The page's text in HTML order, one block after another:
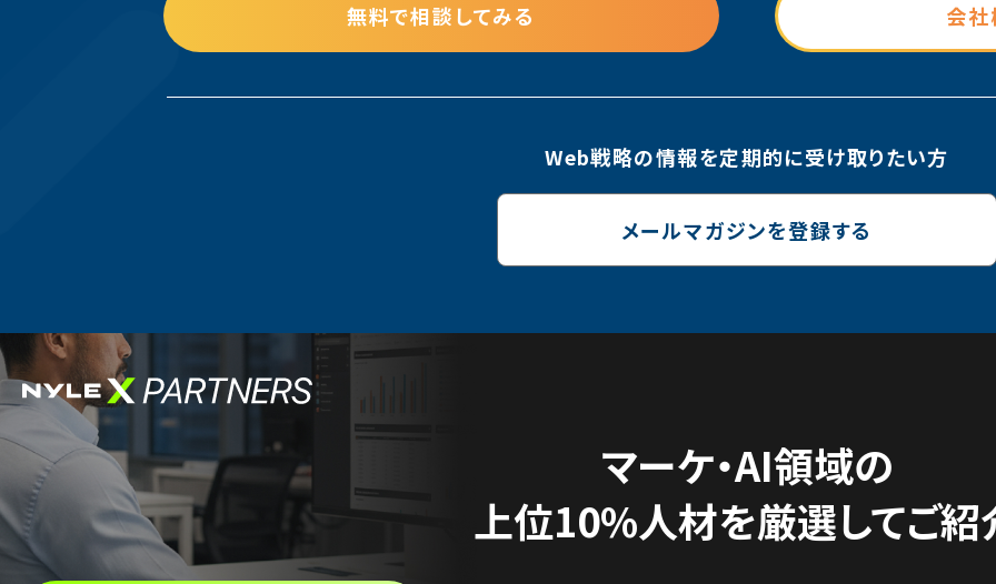
無料で相談してみる 会社
Web戦略の情報を定期的に受け取りたい方
メールマガジンを登録する
マーケ・AI領域の
上位10%人材を厳選してご紹